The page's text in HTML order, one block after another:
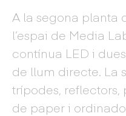
A la segona planta
l’espai de Media
contínua LED i
de llum directe. La
trípodes, reflectors,
de paper i